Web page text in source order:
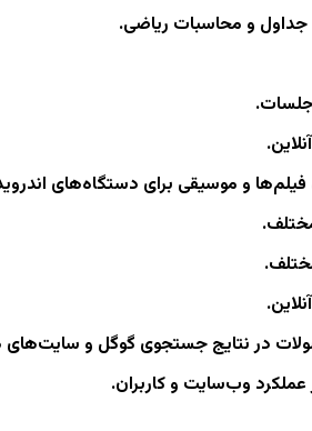
جداول و محاسبات ریاضی.
جلسات.
فیلم‌ها و موسیقی برای دستگاه‌های
در نتایج جستجوی گوگل و سایت‌های
وب‌سایت و کاربران.